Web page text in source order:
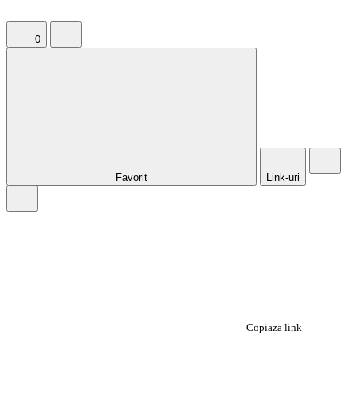
0
Favorit Link-uri
Copiaza link